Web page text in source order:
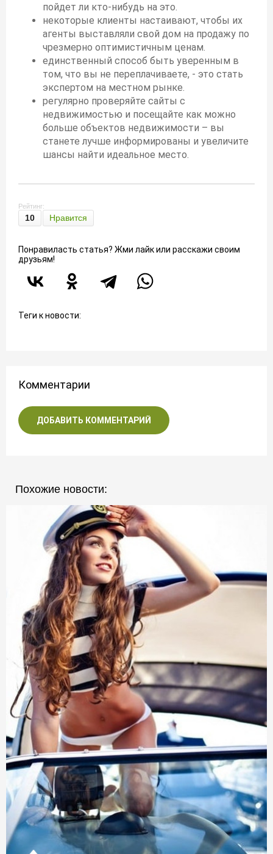
пойдет ли кто-нибудь на это.
некоторые клиенты настаивают, чтобы их
агенты выставляли свой дом на продажу по
чрезмерно оптимистичным ценам.
единственный способ быть уверенным в
том, что вы не переплачиваете, - это стать
экспертом на местном рынке.
регулярно проверяйте сайты с
недвижимостью и посещайте как можно
больше объектов недвижимости – вы
станете лучше информированы и увеличите
шансы найти идеальное место.
Рейтинг:
10 Нравится
Понравиласть статья? Жми лайк или расскажи своим
друзьям!
Теги к новости:
Комментарии
ДОБАВИТЬ КОММЕНТАРИЙ
Похожие новости: